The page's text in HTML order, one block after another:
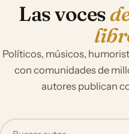
Las voces
Políticos, músicos,
con comunidades de
autores publican